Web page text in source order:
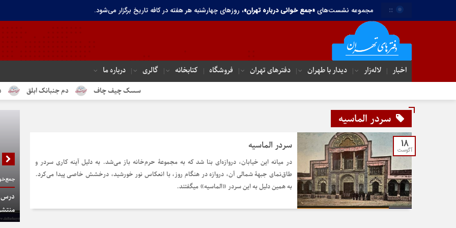
:: مجموعه نشست‌های«جمع خوانی درباره تهران»، روزهای چهارشنبه هر هفته در کافه تاریخ برگزار می‌شود.
اخبار لاله‌زار دیدار با طهران دفترهای تهران‌ فروشگاه کتابخانه گالری درباره ما
سسک چیف چاف دم جنبانک ابلق
سردر الماسیه
18
آگوست سردر الماسیه
در میانه این خیابان، دروازه‌ای بنا شد که به مجموعۀ حرم‌خانه باز می‌شد. به دلیل آینه کاری سردر و
طاق‌نمای جبهۀ شمالی آن، دروازه در هنگام روز، با انعکاس نور خورشید، درخشش خاصی پیدا می‌کرد.
به همین دلیل به این سردر «الماسیه» میگفتند.
درس